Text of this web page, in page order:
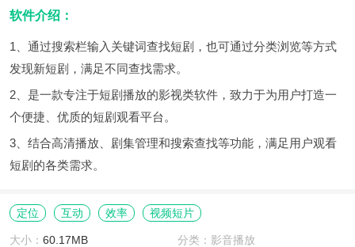
软件介绍：
1、通过搜索栏输入关键词查找短剧，也可通过分类浏览等方式
发现新短剧，满足不同查找需求。
2、是一款专注于短剧播放的影视类软件，致力于为用户打造一
个便捷、优质的短剧观看平台。
3、结合高清播放、剧集管理和搜索查找等功能，满足用户观看
短剧的各类需求。
定位 互动 效率 视频短片
大小： 60.17MB
分类：影音播放